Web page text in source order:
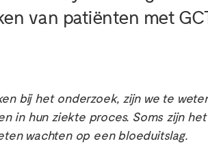
van patiënten met
bij het onderzoek, zijn we te
in hun ziekte proces. Soms zijn
wachten op een bloeduitslag.